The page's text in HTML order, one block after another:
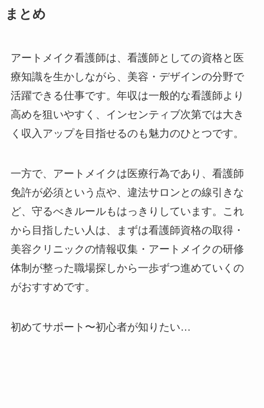
まとめ
アートメイク看護師は、看護師としての資格と医
療知識を生かしながら、美容・デザインの分野で
活躍できる仕事です。年収は一般的な看護師より
高めを狙いやすく、インセンティブ次第では大き
く収入アップを目指せるのも魅力のひとつです。
一方で、アートメイクは医療行為であり、看護師
免許が必須という点や、違法サロンとの線引きな
ど、守るべきルールもはっきりしています。これ
から目指したい人は、まずは看護師資格の取得・
美容クリニックの情報収集・アートメイクの研修
体制が整った職場探しから一歩ずつ進めていくの
がおすすめです。
初めてサポート〜初心者が知りたい…